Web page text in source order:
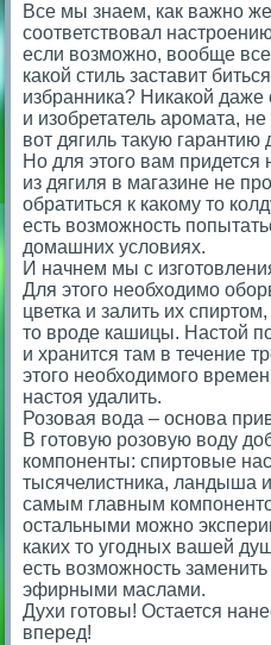
Все мы знаем, как важно
соответствовал
если возможно, вообще
какой стиль заставит
избранника? Никакой
и изобретатель аромата,
вот дягиль такую гарантию
Но для этого вам придется
из дягиля в магазине не
обратиться к какому то
есть возможность
домашних условиях.
И начнем мы с
Для этого необходимо
цветка и залить их
то вроде кашицы. Настой
и хранится там в течение
этого необходимого
настоя удалить.
Розовая вода – основа
В готовую розовую воду
компоненты: спиртовые
тысячелистника, ландыша
самым главным
остальными можно
каких то угодных вашей
есть возможность
эфирными маслами.
Духи готовы! Остается
вперед!